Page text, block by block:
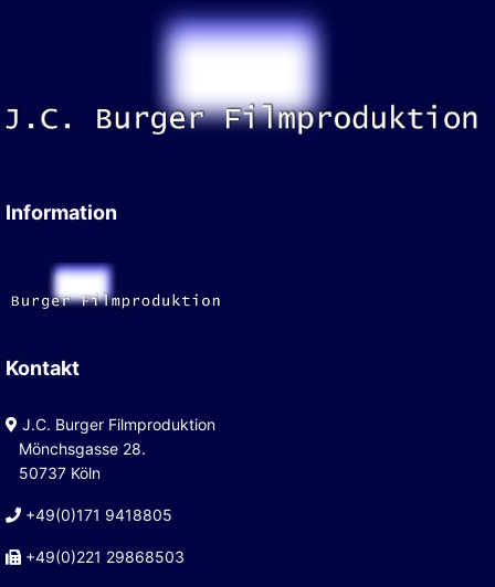
Information
Kontakt
J.C. Burger Filmproduktion
Mönchsgasse 28.
50737 Köln
+49(0)171 9418805
+49(0)221 29868503